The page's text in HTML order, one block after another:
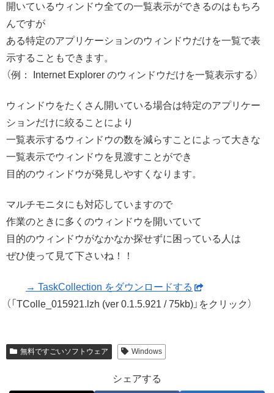
開いているウィンドウ全ての一覧表示ができるのはもちろ
んですが
ある特定のアプリケーションのウィンドウだけを一覧で表
示することもできます。
（例： Internet Explorer のウィンドウだけを一覧表示する）
ウィンドウをたくさん開いている場合は特定のアプリケー
ションだけに絞ることにより
一覧表示するウィンドウの数を減らすことによって大きな
一覧表示でウィンドウを見渡すことができ
目的のウィンドウが発見しやすくなります。
マルチモニタにも対応していますので
作業のときに多くのウィンドウを開いていて
目的のウィンドウがなかなか探せずに困っている人は
ぜひ使って見て下さいね！！
→ TaskCollection をダウンロードする
（「TColle_015921.lzh (ver 0.1.5.921 / 75kb)」をクリック）
無料ですごいソフトウェア Windows
シェアする